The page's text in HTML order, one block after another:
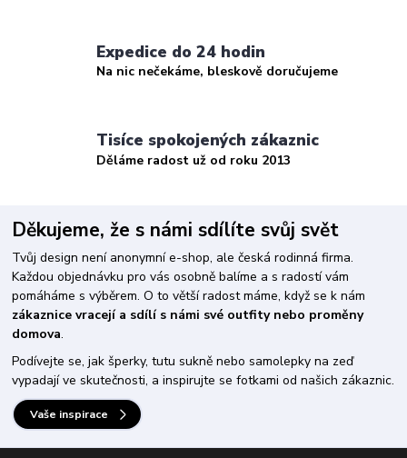
Expedice do 24 hodin
Na nic nečekáme, bleskově doručujeme
Tisíce spokojených zákaznic
Děláme radost už od roku 2013
Děkujeme, že s námi sdílíte svůj svět
Tvůj design není anonymní e-shop, ale česká rodinná firma.
Každou objednávku pro vás osobně balíme a s radostí vám
pomáháme s výběrem. O to větší radost máme, když se k nám
zákaznice vracejí a sdílí s námi své outfity nebo proměny
domova.
Podívejte se, jak šperky, tutu sukně nebo samolepky na zeď
vypadají ve skutečnosti, a inspirujte se fotkami od našich zákaznic.
Vaše inspirace